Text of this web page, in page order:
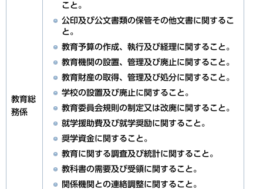
教育総
務係
こと。
公印及び公文書類の保管その他文書に関するこ
と。
教育予算の作成、執行及び経理に関すること。
教育機関の設置、管理及び廃止に関すること。
教育財産の取得、管理及び処分に関すること。
学校の設置及び廃止に関すること。
教育委員会規則の制定又は改廃に関すること。
就学援助費及び就学奨励に関すること。
奨学資金に関すること。
教育に関する調査及び統計に関すること。
教科書の需要及び受領に関すること。
関係機関との連絡調整に関すること。